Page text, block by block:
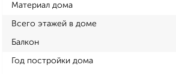
Материал дома
Всего этажей в доме
Балкон
Год постройки дома